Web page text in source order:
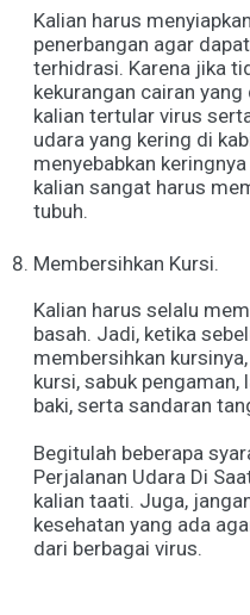
Kalian harus
penerbangan agar
terhidrasi. Karena jika
kekurangan cairan
kalian tertular virus
udara yang kering di
menyebabkan
kalian sangat harus
tubuh.
Membersihkan Kursi.
Kalian harus selalu
basah. Jadi, ketika
membersihkan
kursi, sabuk pengaman,
baki, serta sandaran
Begitulah beberapa
Perjalanan Udara Di
kalian taati. Juga,
kesehatan yang ada
dari berbagai virus.